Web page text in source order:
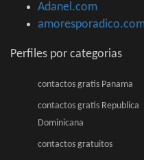
Adanel.com
Perfiles por categorias
contactos gratis Panama
contactos gratis Republica
Dominicana
contactos gratuitos